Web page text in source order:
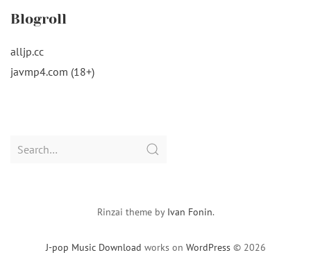
Blogroll
alljp.cc
javmp4.com (18+)
Search
J-pop Music Download works on WordPress © 2026
Rinzai theme by Ivan Fonin.